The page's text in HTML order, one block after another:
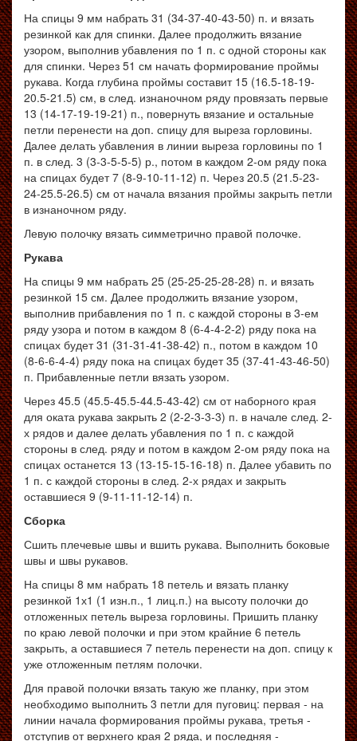
На спицы 9 мм набрать 31 (34-37-40-43-50) п. и вязать
резинкой как для спинки. Далее продолжить вязание
узором, выполнив убавления по 1 п. с одной стороны как
для спинки. Через 51 см начать формирование проймы
рукава. Когда глубина проймы составит 15 (16.5-18-19-
20.5-21.5) см, в след. изнаночном ряду провязать первые
13 (14-17-19-19-21) п., повернуть вязание и остальные
петли перенести на доп. спицу для выреза горловины.
Далее делать убавления в линии выреза горловины по 1
п. в след. 3 (3-3-5-5-5) р., потом в каждом 2-ом ряду пока
на спицах будет 7 (8-9-10-11-12) п. Через 20.5 (21.5-23-
24-25.5-26.5) см от начала вязания проймы закрыть петли
в изнаночном ряду.
Левую полочку вязать симметрично правой полочке.
Рукава
На спицы 9 мм набрать 25 (25-25-25-28-28) п. и вязать
резинкой 15 см. Далее продолжить вязание узором,
выполнив прибавления по 1 п. с каждой стороны в 3-ем
ряду узора и потом в каждом 8 (6-4-4-2-2) ряду пока на
спицах будет 31 (31-31-41-38-42) п., потом в каждом 10
(8-6-6-4-4) ряду пока на спицах будет 35 (37-41-43-46-50)
п. Прибавленные петли вязать узором.
Через 45.5 (45.5-45.5-44.5-43-42) см от наборного края
для оката рукава закрыть 2 (2-2-3-3-3) п. в начале след. 2-
х рядов и далее делать убавления по 1 п. с каждой
стороны в след. ряду и потом в каждом 2-ом ряду пока на
спицах останется 13 (13-15-15-16-18) п. Далее убавить по
1 п. с каждой стороны в след. 2-х рядах и закрыть
оставшиеся 9 (9-11-11-12-14) п.
Сборка
Сшить плечевые швы и вшить рукава. Выполнить боковые
швы и швы рукавов.
На спицы 8 мм набрать 18 петель и вязать планку
резинкой 1х1 (1 изн.п., 1 лиц.п.) на высоту полочки до
отложенных петель выреза горловины. Пришить планку
по краю левой полочки и при этом крайние 6 петель
закрыть, а оставшиеся 7 петель перенести на доп. спицу к
уже отложенным петлям полочки.
Для правой полочки вязать такую же планку, при этом
необходимо выполнить 3 петли для пуговиц: первая - на
линии начала формирования проймы рукава, третья -
отступив от верхнего края 2 ряда, и последняя -